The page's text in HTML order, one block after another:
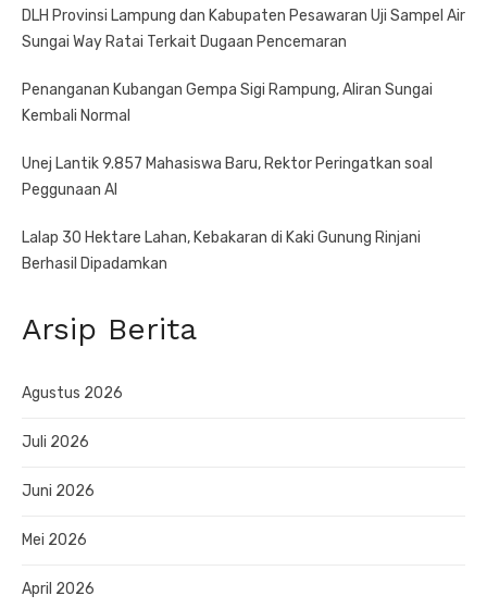
DLH Provinsi Lampung dan Kabupaten Pesawaran Uji Sampel Air
Sungai Way Ratai Terkait Dugaan Pencemaran
Penanganan Kubangan Gempa Sigi Rampung, Aliran Sungai
Kembali Normal
Unej Lantik 9.857 Mahasiswa Baru, Rektor Peringatkan soal
Peggunaan AI
Lalap 30 Hektare Lahan, Kebakaran di Kaki Gunung Rinjani
Berhasil Dipadamkan
Arsip Berita
Agustus 2026
Juli 2026
Juni 2026
Mei 2026
April 2026